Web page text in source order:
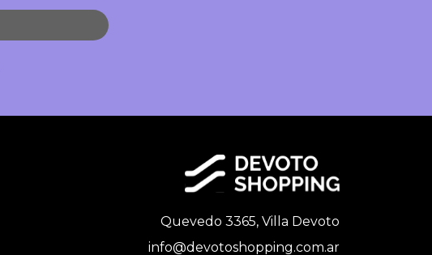
Quevedo 3365, Villa Devoto
info@devotoshopping.com.ar